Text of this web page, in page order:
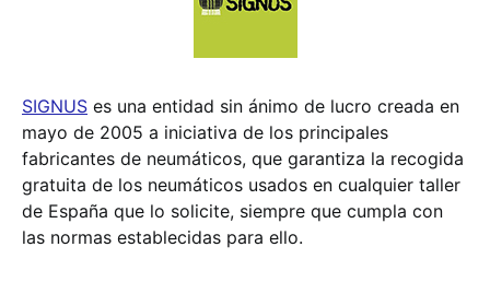
SIGNUS es una entidad sin ánimo de lucro creada en
mayo de 2005 a iniciativa de los principales
fabricantes de neumáticos, que garantiza la recogida
gratuita de los neumáticos usados en cualquier taller
de España que lo solicite, siempre que cumpla con
las normas establecidas para ello.